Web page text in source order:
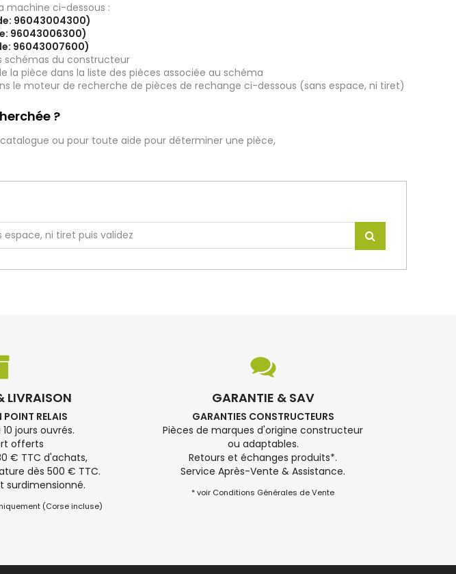
machine ci-dessous :
96043004300)
96043006300)
96043007600)
schémas du constructeur
la pièce dans la liste des pièces associée au schéma
le moteur de recherche de pièces de rechange ci-dessous (sans espace, ni tiret)
?
ou pour toute aide pour déterminer une pièce,
LIVRAISON
RELAIS
jours ouvrés.
offerts
€ TTC d'achats,
dès 500 € TTC.
surdimensionné.
(Corse incluse)
GARANTIE & SAV
GARANTIES CONSTRUCTEURS
Pièces de marques d'origine constructeur
ou adaptables.
Retours et échanges produits*.
Service Après-Vente & Assistance.
* voir Conditions Générales de Vente